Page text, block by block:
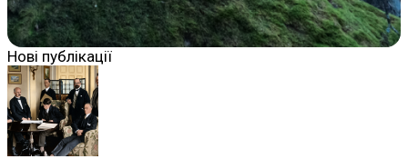
Нові публікації